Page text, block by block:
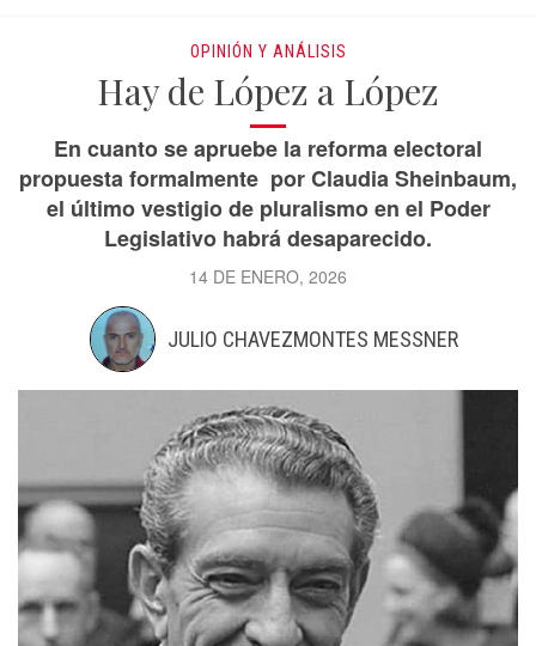
OPINIÓN Y ANÁLISIS
Hay de López a López
En cuanto se apruebe la reforma electoral
propuesta formalmente por Claudia Sheinbaum,
el último vestigio de pluralismo en el Poder
Legislativo habrá desaparecido.
14 DE ENERO, 2026
JULIO CHAVEZMONTES MESSNER